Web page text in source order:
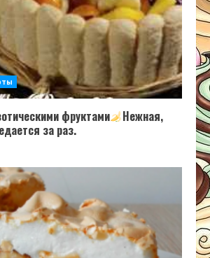
фруктами
Нежная,
за раз.